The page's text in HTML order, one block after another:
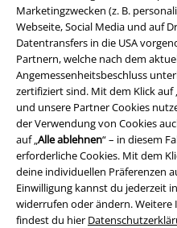
Marketingzwecken (z. B.
Webseite, Social Media und auf
Datentransfers in die USA
Partnern, welche nach dem
Angemessenheitsbeschluss
zertifiziert sind. Mit dem Klick auf „
und unsere Partner Cookies
der Verwendung von Cookies
auf „ Alle ablehnen“ – in diesem
erforderliche Cookies. Mit dem
deine individuellen Präferenzen
Einwilligung kannst du jederzeit
widerrufen oder ändern.
findest du hier
A Warner